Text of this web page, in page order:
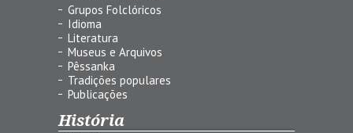
Grupos Folclóricos
Idioma
Literatura
Museus e Arquivos
Pêssanka
Tradições populares
Publicações
História